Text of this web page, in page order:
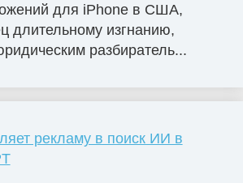
для iPhone в США,
длительному изгнанию,
разбиратель...
рекламу в поиск ИИ в